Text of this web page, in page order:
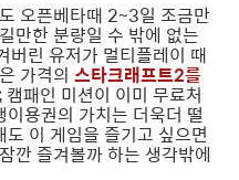
오픈베타때 2~3일 조금만
만한 분량일 수 밖에 없는
버린 유저가 멀티플레이 때
가격의 스타크래프트2를
패인 미션이 이미 무료처
용권의 가치는 더욱더 떨
이 게임을 즐기고 싶으면
깐 즐겨볼까 하는 생각밖에